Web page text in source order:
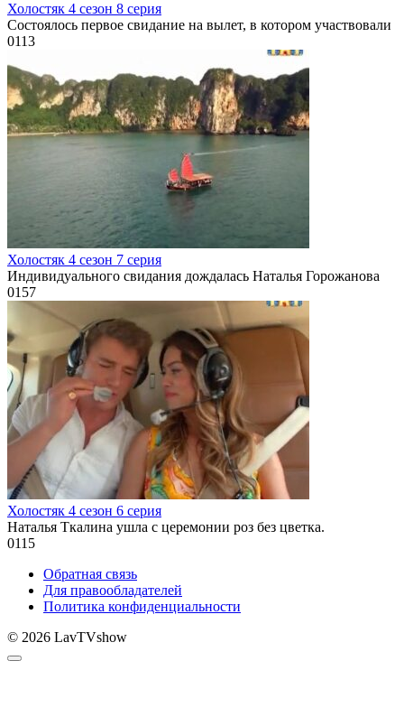
Холостяк 4 сезон 8 серия
Состоялось первое свидание на вылет, в котором участвовали
0113
Холостяк 4 сезон 7 серия
Индивидуального свидания дождалась Наталья Горожанова
0157
Холостяк 4 сезон 6 серия
Наталья Ткалина ушла с церемонии роз без цветка.
0115
Обратная связь
Для правообладателей
Политика конфиденциальности
© 2026 LavTVshow